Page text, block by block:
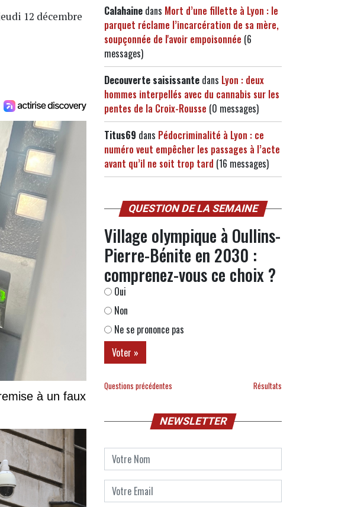
12 décembre
à un faux
Calahaine dans Mort d’une fillette à Lyon : le
parquet réclame l’incarcération de sa mère,
soupçonnée de l'avoir empoisonnée (6
messages)
Decouverte saisissante dans Lyon : deux
hommes interpellés avec du cannabis sur les
pentes de la Croix-Rousse (0 messages)
Titus69 dans Pédocriminalité à Lyon : ce
numéro veut empêcher les passages à l’acte
avant qu’il ne soit trop tard (16 messages)
QUESTION DE LA SEMAINE
Village olympique à Oullins-
Pierre-Bénite en 2030 :
comprenez-vous ce choix ?
Oui
Non
Ne se prononce pas
Questions précédentes Résultats
NEWSLETTER